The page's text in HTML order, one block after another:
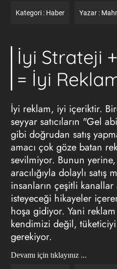
Kategori : Haber Yazar :
İyi Strateji
= İyi
İyi reklam, iyi içeriktir.
seyyar satıcıların "Gel
gibi doğrudan satış
amacı çok göze batan
sevilmiyor. Bunun
aracılığıyla dolaylı satış
insanların çeşitli kanallar
isteyeceği hikayeler
hoşa gidiyor. Yani
kendimizi değil,
gerekiyor.
Devamı için tıklayınız ...